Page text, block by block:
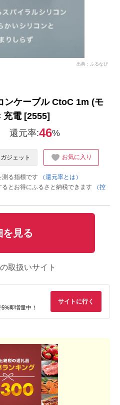
出典：ふるなび
ンケーブル CtoC 1m (モ
充電 [2555]
還元率:46%
ジェット お気に入り
る指標です
（還元率とは）
とお得にふるさと納税できます
（控
を見る
取扱いサイト
即増量中！
サイトに行く